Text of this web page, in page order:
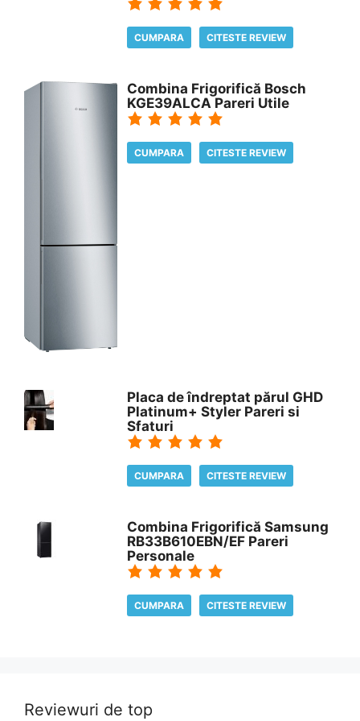
CUMPARA CITESTE REVIEW
Combina Frigorifică Bosch
KGE39ALCA Pareri Utile
CUMPARA CITESTE REVIEW
Placa de îndreptat părul GHD
Platinum+ Styler Pareri si
Sfaturi
CUMPARA CITESTE REVIEW
Combina Frigorifică Samsung
RB33B610EBN/EF Pareri
Personale
CUMPARA CITESTE REVIEW
Reviewuri de top